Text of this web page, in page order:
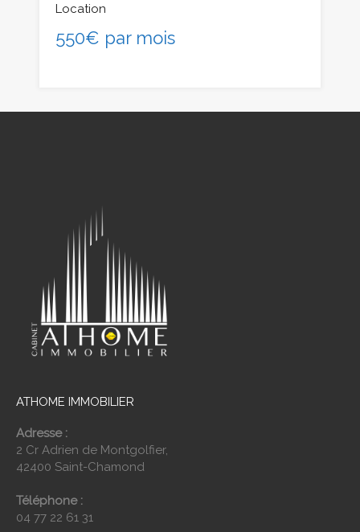
Location
550€ par mois
ATHOME IMMOBILIER
Adresse :
2 Cr Adrien de Montgolfier,
42400 Saint-Chamond
Téléphone :
04 77 22 61 31